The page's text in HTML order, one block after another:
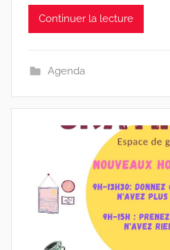
Continuer la lecture
Agenda